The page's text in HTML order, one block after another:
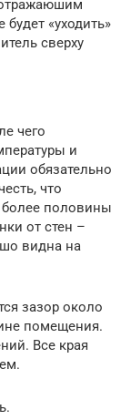
«уходить»
сверху
чего
и
обязательно
что
половины
от стен –
видна на
зазор около
помещения.
Все края